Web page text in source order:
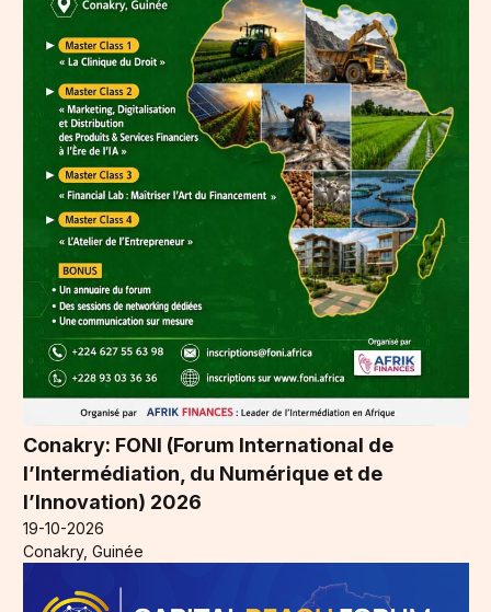
Conakry: FONI (Forum International de
l’Intermédiation, du Numérique et de
l’Innovation) 2026
19-10-2026
Conakry, Guinée